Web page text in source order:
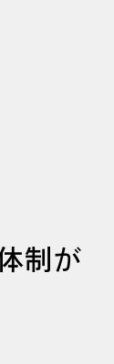
制が